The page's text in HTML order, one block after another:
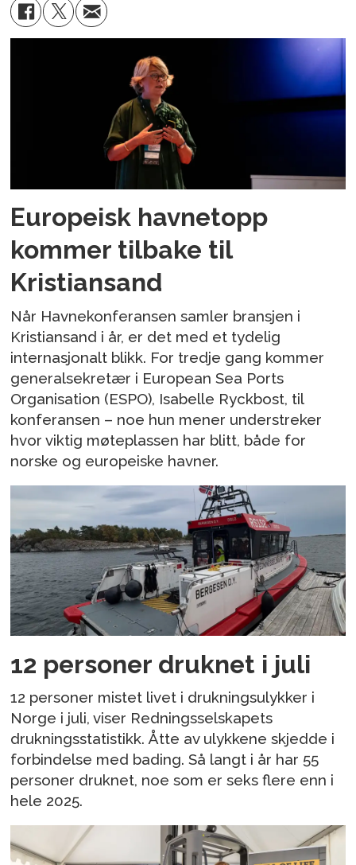
Europeisk havnetopp
kommer tilbake til
Kristiansand
Når Havnekonferansen samler bransjen i
Kristiansand i år, er det med et tydelig
internasjonalt blikk. For tredje gang kommer
generalsekretær i European Sea Ports
Organisation (ESPO), Isabelle Ryckbost, til
konferansen – noe hun mener understreker
hvor viktig møteplassen har blitt, både for
norske og europeiske havner.
12 personer druknet i juli
12 personer mistet livet i drukningsulykker i
Norge i juli, viser Redningsselskapets
drukningsstatistikk. Åtte av ulykkene skjedde i
forbindelse med bading. Så langt i år har 55
personer druknet, noe som er seks flere enn i
hele 2025.